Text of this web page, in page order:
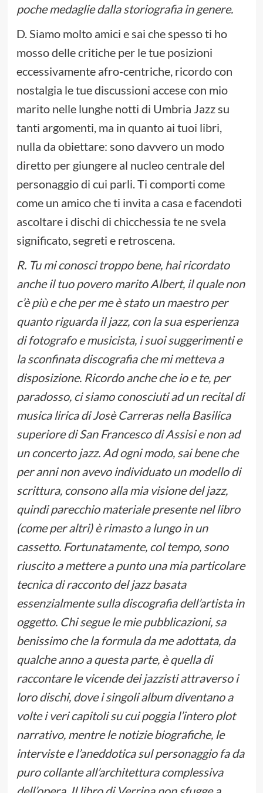
poche medaglie dalla storiografia in genere.
D. Siamo molto amici e sai che spesso ti ho
mosso delle critiche per le tue posizioni
eccessivamente afro-centriche, ricordo con
nostalgia le tue discussioni accese con mio
marito nelle lunghe notti di Umbria Jazz su
tanti argomenti, ma in quanto ai tuoi libri,
nulla da obiettare: sono davvero un modo
diretto per giungere al nucleo centrale del
personaggio di cui parli. Ti comporti come
come un amico che ti invita a casa e facendoti
ascoltare i dischi di chicchessia te ne svela
significato, segreti e retroscena.
R. Tu mi conosci troppo bene, hai ricordato
anche il tuo povero marito Albert, il quale non
c’è più e che per me è stato un maestro per
quanto riguarda il jazz, con la sua esperienza
di fotografo e musicista, i suoi suggerimenti e
la sconfinata discografia che mi metteva a
disposizione. Ricordo anche che io e te, per
paradosso, ci siamo conosciuti ad un recital di
musica lirica di Josè Carreras nella Basilica
superiore di San Francesco di Assisi e non ad
un concerto jazz. Ad ogni modo, sai bene che
per anni non avevo individuato un modello di
scrittura, consono alla mia visione del jazz,
quindi parecchio materiale presente nel libro
(come per altri) è rimasto a lungo in un
cassetto. Fortunatamente, col tempo, sono
riuscito a mettere a punto una mia particolare
tecnica di racconto del jazz basata
essenzialmente sulla discografia dell’artista in
oggetto. Chi segue le mie pubblicazioni, sa
benissimo che la formula da me adottata, da
qualche anno a questa parte, è quella di
raccontare le vicende dei jazzisti attraverso i
loro dischi, dove i singoli album diventano a
volte i veri capitoli su cui poggia l’intero plot
narrativo, mentre le notizie biografiche, le
interviste e l’aneddotica sul personaggio fa da
puro collante all’architettura complessiva